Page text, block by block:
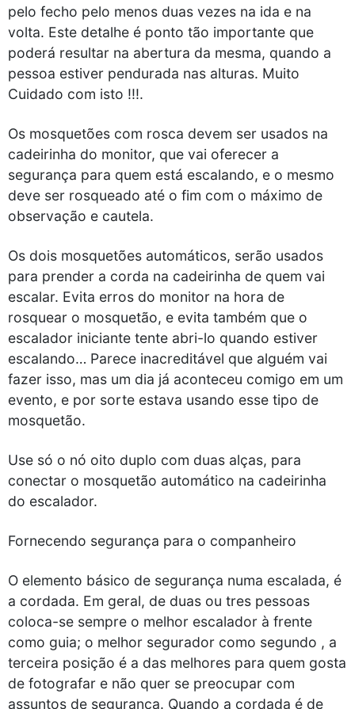
pelo fecho pelo menos duas vezes na ida e na
volta. Este detalhe é ponto tão importante que
poderá resultar na abertura da mesma, quando a
pessoa estiver pendurada nas alturas. Muito
Cuidado com isto !!!.
Os mosquetões com rosca devem ser usados na
cadeirinha do monitor, que vai oferecer a
segurança para quem está escalando, e o mesmo
deve ser rosqueado até o fim com o máximo de
observação e cautela.
Os dois mosquetões automáticos, serão usados
para prender a corda na cadeirinha de quem vai
escalar. Evita erros do monitor na hora de
rosquear o mosquetão, e evita também que o
escalador iniciante tente abri-lo quando estiver
escalando… Parece inacreditável que alguém vai
fazer isso, mas um dia já aconteceu comigo em um
evento, e por sorte estava usando esse tipo de
mosquetão.
Use só o nó oito duplo com duas alças, para
conectar o mosquetão automático na cadeirinha
do escalador.
Fornecendo segurança para o companheiro
O elemento básico de segurança numa escalada, é
a cordada. Em geral, de duas ou tres pessoas
coloca-se sempre o melhor escalador à frente
como guia; o melhor segurador como segundo , a
terceira posição é a das melhores para quem gosta
de fotografar e não quer se preocupar com
assuntos de segurança. Quando a cordada é de